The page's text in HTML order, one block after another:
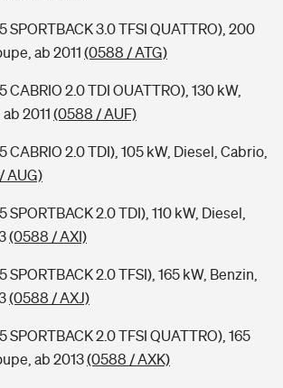
SPORTBACK 3.0 TFSI QUATTRO), 200
ab 2011 (0588 / ATG)
CABRIO 2.0 TDI OUATTRO), 130 kW,
2011 (0588 / AUF)
CABRIO 2.0 TDI), 105 kW, Diesel, Cabrio,
AUG)
SPORTBACK 2.0 TDI), 110 kW, Diesel,
(0588 / AXI)
SPORTBACK 2.0 TFSI), 165 kW, Benzin,
(0588 / AXJ)
SPORTBACK 2.0 TFSI QUATTRO), 165
ab 2013(0588 / AXK)